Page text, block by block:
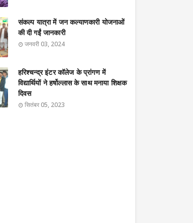
संकल्प यात्रा में जन कल्याणकारी योजनाओं
की दी गईं जानकारी
जनवरी 03, 2024
हरिश्चन्द्र इंटर कॉलेज के प्रांगण में
विद्यार्थियों ने हर्षोल्लास के साथ मनाया शिक्षक
दिवस
सितंबर 05, 2023